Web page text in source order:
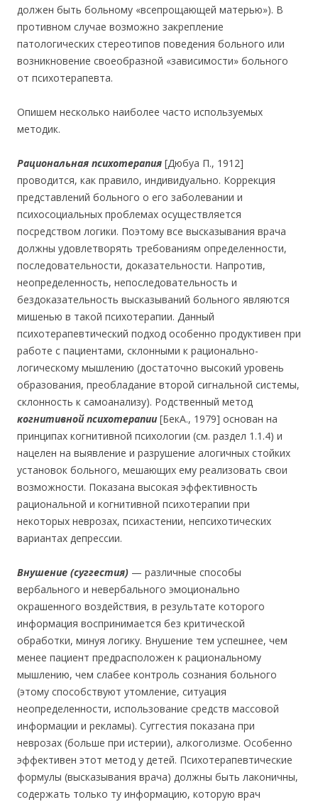
должен быть больному «всепрощающей матерью»). В
противном случае возможно закрепление
патологических стереотипов поведения больного или
возникновение своеобразной «зависимости» больного
от психотерапевта.
Опишем несколько наиболее часто используемых
методик.
Рациональная психотерапия [Дюбуа П., 1912]
проводится, как правило, индивидуально. Коррекция
представлений больного о его заболевании и
психосоциальных проблемах осуществляется
посредством логики. Поэтому все высказывания врача
должны удовлетворять требованиям определенности,
последовательности, доказательности. Напротив,
неопределенность, непоследовательность и
бездоказательность высказываний больного являются
мишенью в такой психотерапии. Данный
психотерапевтический подход особенно продуктивен при
работе с пациентами, склонными к рационально-
логическому мышлению (достаточно высокий уровень
образования, преобладание второй сигнальной системы,
склонность к самоанализу). Родственный метод
когнитивной психотерапии [БекА., 1979] основан на
принципах когнитивной психологии (см. раздел 1.1.4) и
нацелен на выявление и разрушение алогичных стойких
установок больного, мешающих ему реализовать свои
возможности. Показана высокая эффективность
рациональной и когнитивной психотерапии при
некоторых неврозах, психастении, непсихотических
вариантах депрессии.
Внушение (суггестия) — различные способы
вербального и невербального эмоционально
окрашенного воздействия, в результате которого
информация воспринимается без критической
обработки, минуя логику. Внушение тем успешнее, чем
менее пациент предрасположен к рациональному
мышлению, чем слабее контроль сознания больного
(этому способствуют утомление, ситуация
неопределенности, использование средств массовой
информации и рекламы). Суггестия показана при
неврозах (больше при истерии), алкоголизме. Особенно
эффективен этот метод у детей. Психотерапевтические
формулы (высказывания врача) должны быть лаконичны,
содержать только ту информацию, которую врач